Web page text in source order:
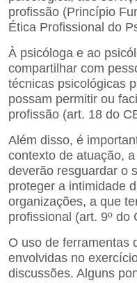
profissão (Princípio
Ética Profissional do
À psicóloga e ao
compartilhar com
técnicas psicológicas
possam permitir ou
profissão (art. 18 do
Além disso, é
contexto de atuação,
deverão resguardar o
proteger a intimidade
organizações, a que
profissional (art. 9º do
O uso de ferramentas
envolvidas no
discussões. Alguns